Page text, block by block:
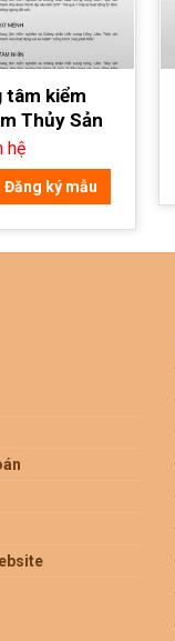
kiểm
Thủy Sản
hệ
Đăng ký mẫu